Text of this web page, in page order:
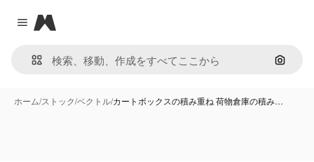
Close menu
Magnific
画像で
ホーム/ストック/ベクトル/カートボックスの積み重ね 荷物倉庫の積み…